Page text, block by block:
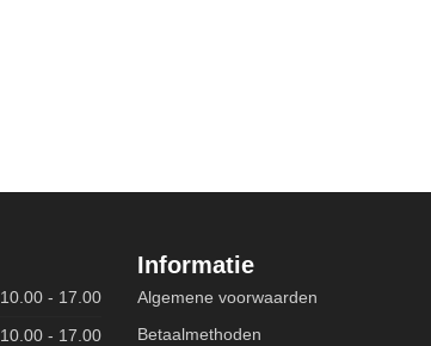
10.00 - 17.00
10.00 - 17.00
Informatie
Algemene voorwaarden
Betaalmethoden